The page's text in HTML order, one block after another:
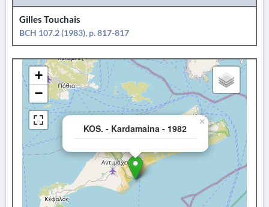
Gilles Touchais
BCH 107.2 (1983), p. 817-817
KOS. - Kardamaina - 1982
×
+
−